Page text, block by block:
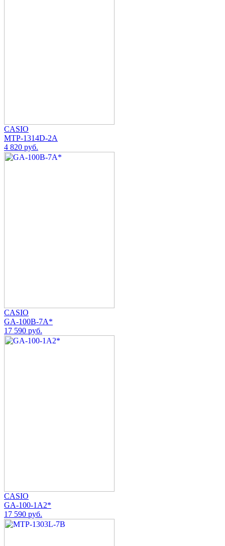
CASIO
MTP-1314D-2A
4 820 руб.
CASIO
GA-100B-7A*
17 590 руб.
CASIO
GA-100-1A2*
17 590 руб.